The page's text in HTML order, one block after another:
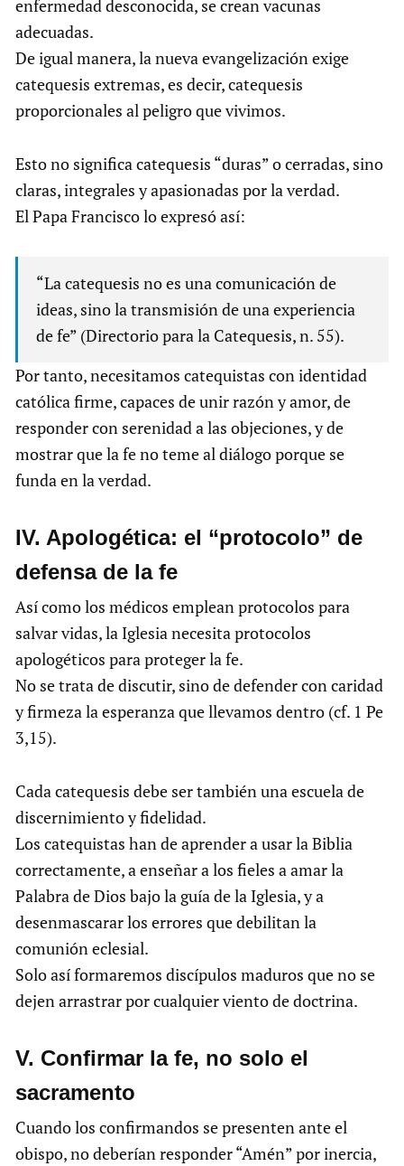
enfermedad desconocida, se crean vacunas
adecuadas.
De igual manera, la nueva evangelización exige
catequesis extremas, es decir, catequesis
proporcionales al peligro que vivimos.
Esto no significa catequesis “duras” o cerradas, sino
claras, integrales y apasionadas por la verdad.
El Papa Francisco lo expresó así:
“La catequesis no es una comunicación de
ideas, sino la transmisión de una experiencia
de fe” (Directorio para la Catequesis, n. 55).
Por tanto, necesitamos catequistas con identidad
católica firme, capaces de unir razón y amor, de
responder con serenidad a las objeciones, y de
mostrar que la fe no teme al diálogo porque se
funda en la verdad.
IV. Apologética: el “protocolo” de
defensa de la fe
Así como los médicos emplean protocolos para
salvar vidas, la Iglesia necesita protocolos
apologéticos para proteger la fe.
No se trata de discutir, sino de defender con caridad
y firmeza la esperanza que llevamos dentro (cf. 1 Pe
3,15).
Cada catequesis debe ser también una escuela de
discernimiento y fidelidad.
Los catequistas han de aprender a usar la Biblia
correctamente, a enseñar a los fieles a amar la
Palabra de Dios bajo la guía de la Iglesia, y a
desenmascarar los errores que debilitan la
comunión eclesial.
Solo así formaremos discípulos maduros que no se
dejen arrastrar por cualquier viento de doctrina.
V. Confirmar la fe, no solo el
sacramento
Cuando los confirmandos se presenten ante el
obispo, no deberían responder “Amén” por inercia,